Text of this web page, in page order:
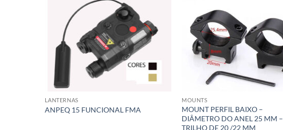
LANTERNAS
ANPEQ 15 FUNCIONAL FMA
MOUNTS
MOUNT PERFIL BAIXO –
DIÂMETRO DO ANEL 25 MM –
TRILHO DE 20 /22 MM